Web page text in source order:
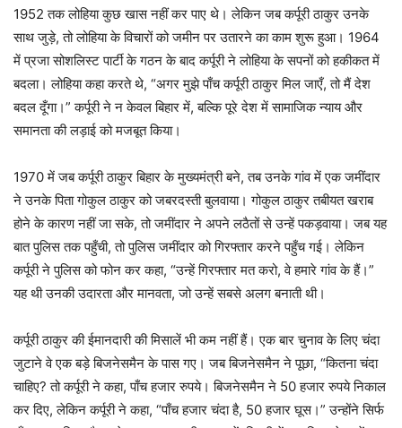
1952 तक लोहिया कुछ खास नहीं कर पाए थे। लेकिन जब कर्पूरी ठाकुर उनके
साथ जुड़े, तो लोहिया के विचारों को जमीन पर उतारने का काम शुरू हुआ। 1964
में प्रजा सोशलिस्ट पार्टी के गठन के बाद कर्पूरी ने लोहिया के सपनों को हकीकत में
बदला। लोहिया कहा करते थे, “अगर मुझे पाँच कर्पूरी ठाकुर मिल जाएँ, तो मैं देश
बदल दूँगा।” कर्पूरी ने न केवल बिहार में, बल्कि पूरे देश में सामाजिक न्याय और
समानता की लड़ाई को मजबूत किया।
1970 में जब कर्पूरी ठाकुर बिहार के मुख्यमंत्री बने, तब उनके गांव में एक जमींदार
ने उनके पिता गोकुल ठाकुर को जबरदस्ती बुलवाया। गोकुल ठाकुर तबीयत खराब
होने के कारण नहीं जा सके, तो जमींदार ने अपने लठैतों से उन्हें पकड़वाया। जब यह
बात पुलिस तक पहुँची, तो पुलिस जमींदार को गिरफ्तार करने पहुँच गई। लेकिन
कर्पूरी ने पुलिस को फोन कर कहा, “उन्हें गिरफ्तार मत करो, वे हमारे गांव के हैं।”
यह थी उनकी उदारता और मानवता, जो उन्हें सबसे अलग बनाती थी।
कर्पूरी ठाकुर की ईमानदारी की मिसालें भी कम नहीं हैं। एक बार चुनाव के लिए चंदा
जुटाने वे एक बड़े बिजनेसमैन के पास गए। जब बिजनेसमैन ने पूछा, “कितना चंदा
चाहिए? तो कर्पूरी ने कहा, पाँच हजार रुपये। बिजनेसमैन ने 50 हजार रुपये निकाल
कर दिए, लेकिन कर्पूरी ने कहा, “पाँच हजार चंदा है, 50 हजार घूस।” उन्होंने सिर्फ